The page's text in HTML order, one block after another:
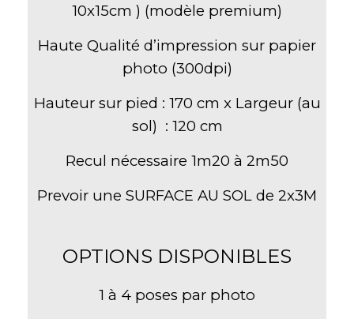
10x15cm ) (modèle premium)
Haute Qualité d’impression sur papier
photo (300dpi)
Hauteur sur pied : 170 cm x Largeur (au
sol) : 120 cm
Recul nécessaire 1m20 à 2m50
Prevoir une SURFACE AU SOL de 2x3M
OPTIONS DISPONIBLES
1 à 4 poses par photo